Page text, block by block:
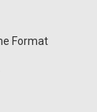
Format